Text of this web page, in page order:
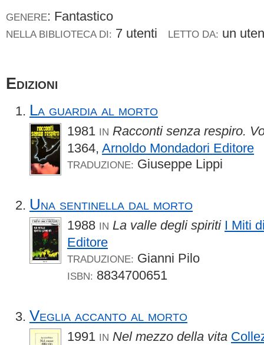
GENERE: Fantastico
NELLA BIBLIOTECA DI: 7 utenti LETTO DA: un
Edizioni
La guardia al morto
1981 IN Racconti senza respiro.
1364, Arnoldo Mondadori Editore
TRADUZIONE: Giuseppe Lippi
Una sentinella dal morto
1988 IN La valle degli spiriti I Miti
Editore
TRADUZIONE: Gianni Pilo
ISBN: 8834700651
Veglia accanto al morto
1991 IN Nel mezzo della vita